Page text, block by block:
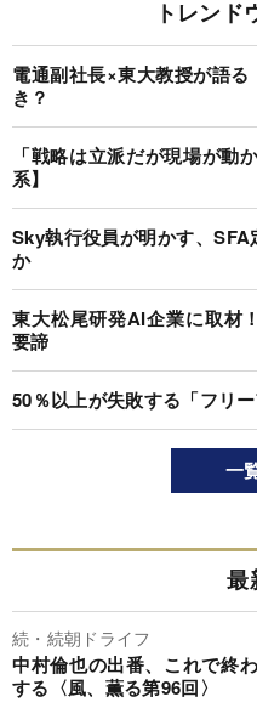
トレンド
電通副社長×東大教授が語
き？
「戦略は立派だが現場が動
系】
Sky執行役員が明かす、
か
東大松尾研発AI企業に取材
要諦
50％以上が失敗する「フリ
一
最
続・続朝ドライフ
中村倫也の出番、これで終
する〈風、薫る第96回〉